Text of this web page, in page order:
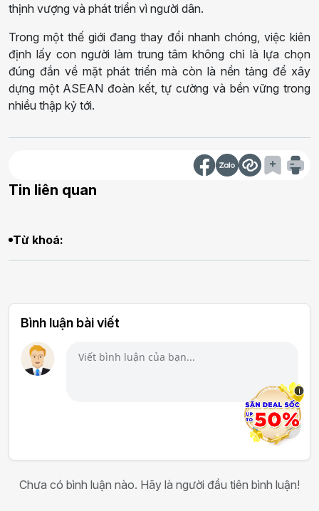
thịnh vượng và phát triển vì người dân.
Trong một thế giới đang thay đổi nhanh chóng, việc kiên
định lấy con người làm trung tâm không chỉ là lựa chọn
đúng đắn về mặt phát triển mà còn là nền tảng để xây
dựng một ASEAN đoàn kết, tự cường và bền vững trong
nhiều thập kỷ tới.
Tin liên quan
Từ khoá:
Bình luận bài viết
Chưa có bình luận nào. Hãy là người đầu tiên bình luận!
i